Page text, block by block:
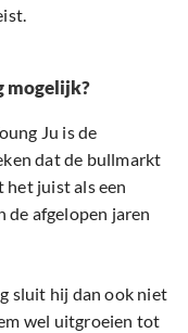
mogelijk?
Ju is de
dat de bullmarkt
het juist als een
de afgelopen jaren
sluit hij dan ook niet
wel uitgroeien tot